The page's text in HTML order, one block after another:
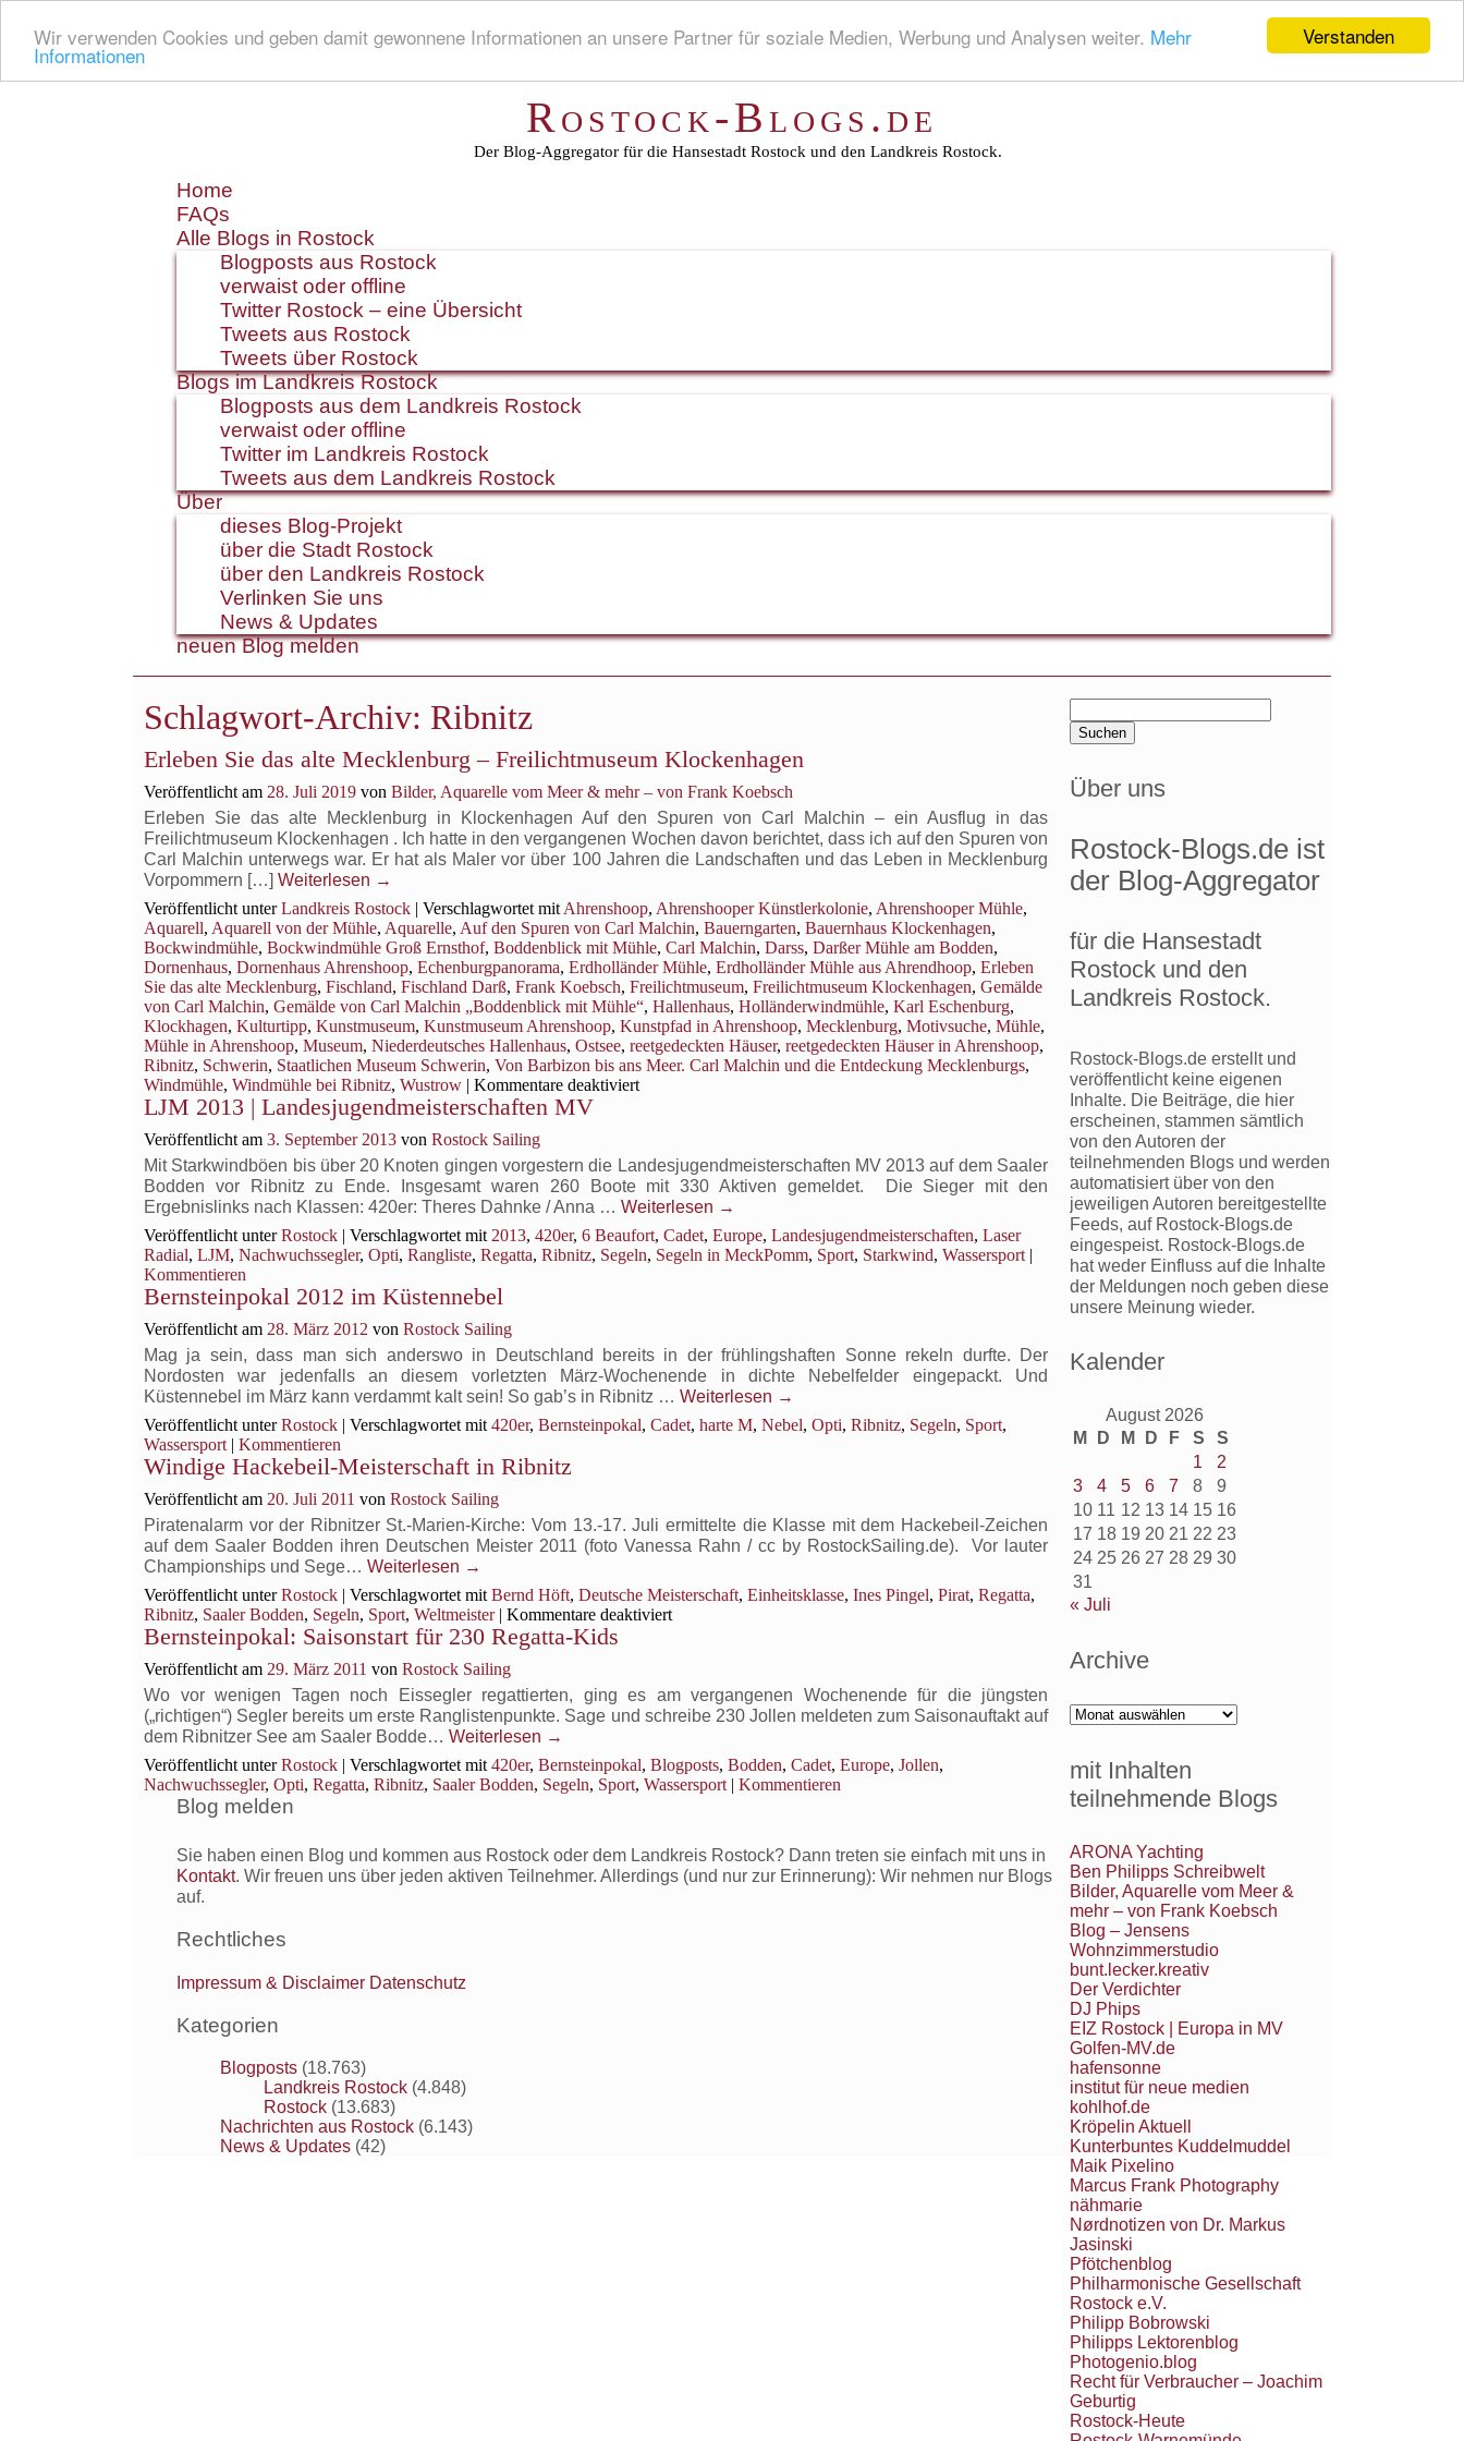
Verstanden
Wir verwenden Cookies und geben damit gewonnene Informationen an unsere Partner für soziale Medien, Werbung und Analysen weiter. Mehr
Informationen
Rostock-Blogs.de
Der Blog-Aggregator für die Hansestadt Rostock und den Landkreis Rostock.
Inhalt
springen
Home
FAQs
Alle Blogs in Rostock
Blogposts aus Rostock
verwaist oder offline
Twitter Rostock – eine Übersicht
Tweets aus Rostock
Tweets über Rostock
Blogs im Landkreis Rostock
Blogposts aus dem Landkreis Rostock
verwaist oder offline
Twitter im Landkreis Rostock
Tweets aus dem Landkreis Rostock
Über
dieses Blog-Projekt
über die Stadt Rostock
über den Landkreis Rostock
Verlinken Sie uns
News & Updates
neuen Blog melden
Schlagwort-Archiv: Ribnitz
Erleben Sie das alte Mecklenburg – Freilichtmuseum Klockenhagen
Veröffentlicht am 28. Juli 2019 von Bilder, Aquarelle vom Meer & mehr – von Frank Koebsch
Erleben Sie das alte Mecklenburg in Klockenhagen Auf den Spuren von Carl Malchin – ein Ausflug in das
Freilichtmuseum Klockenhagen . Ich hatte in den vergangenen Wochen davon berichtet, dass ich auf den Spuren von
Carl Malchin unterwegs war. Er hat als Maler vor über 100 Jahren die Landschaften und das Leben in Mecklenburg
Vorpommern […] Weiterlesen →
Veröffentlicht unter Landkreis Rostock | Verschlagwortet mit Ahrenshoop, Ahrenshooper Künstlerkolonie, Ahrenshooper Mühle,
Aquarell, Aquarell von der Mühle, Aquarelle, Auf den Spuren von Carl Malchin, Bauerngarten, Bauernhaus Klockenhagen,
Bockwindmühle, Bockwindmühle Groß Ernsthof, Boddenblick mit Mühle, Carl Malchin, Darss, Darßer Mühle am Bodden,
Dornenhaus, Dornenhaus Ahrenshoop, Echenburgpanorama, Erdholländer Mühle, Erdholländer Mühle aus Ahrendhoop, Erleben
Sie das alte Mecklenburg, Fischland, Fischland Darß, Frank Koebsch, Freilichtmuseum, Freilichtmuseum Klockenhagen, Gemälde
von Carl Malchin, Gemälde von Carl Malchin „Boddenblick mit Mühle“, Hallenhaus, Holländerwindmühle, Karl Eschenburg,
Klockhagen, Kulturtipp, Kunstmuseum, Kunstmuseum Ahrenshoop, Kunstpfad in Ahrenshoop, Mecklenburg, Motivsuche, Mühle,
Mühle in Ahrenshoop, Museum, Niederdeutsches Hallenhaus, Ostsee, reetgedeckten Häuser, reetgedeckten Häuser in Ahrenshoop,
Ribnitz, Schwerin, Staatlichen Museum Schwerin, Von Barbizon bis ans Meer. Carl Malchin und die Entdeckung Mecklenburgs,
Windmühle, Windmühle bei Ribnitz, Wustrow | Kommentare deaktiviertfür
alte
Mecklenburg
–
Klockenhagen
LJM 2013 | Landesjugendmeisterschaften MV
Veröffentlicht am 3. September 2013 von Rostock Sailing
Mit Starkwindböen bis über 20 Knoten gingen vorgestern die Landesjugendmeisterschaften MV 2013 auf dem Saaler
Bodden vor Ribnitz zu Ende. Insgesamt waren 260 Boote mit 330 Aktiven gemeldet. Die Sieger mit den
Ergebnislinks nach Klassen: 420er: Theres Dahnke / Anna … Weiterlesen →
Veröffentlicht unter Rostock | Verschlagwortet mit 2013, 420er, 6 Beaufort, Cadet, Europe, Landesjugendmeisterschaften, Laser
Radial, LJM, Nachwuchssegler, Opti, Rangliste, Regatta, Ribnitz, Segeln, Segeln in MeckPomm, Sport, Starkwind, Wassersport |
Kommentieren
Bernsteinpokal 2012 im Küstennebel
Veröffentlicht am 28. März 2012 von Rostock Sailing
Mag ja sein, dass man sich anderswo in Deutschland bereits in der frühlingshaften Sonne rekeln durfte. Der
Nordosten war jedenfalls an diesem vorletzten März-Wochenende in dichte Nebelfelder eingepackt. Und
Küstennebel im März kann verdammt kalt sein! So gab’s in Ribnitz … Weiterlesen →
Veröffentlicht unter Rostock | Verschlagwortet mit 420er, Bernsteinpokal, Cadet, harte M, Nebel, Opti, Ribnitz, Segeln, Sport,
Wassersport | Kommentieren
Windige Hackebeil-Meisterschaft in Ribnitz
Veröffentlicht am 20. Juli 2011 von Rostock Sailing
Piratenalarm vor der Ribnitzer St.-Marien-Kirche: Vom 13.-17. Juli ermittelte die Klasse mit dem Hackebeil-Zeichen
auf dem Saaler Bodden ihren Deutschen Meister 2011 (foto Vanessa Rahn / cc by RostockSailing.de). Vor lauter
Championships und Sege… Weiterlesen →
Veröffentlicht unter Rostock | Verschlagwortet mit Bernd Höft, Deutsche Meisterschaft, Einheitsklasse, Ines Pingel, Pirat, Regatta,
Ribnitz, Saaler Bodden, Segeln, Sport, Weltmeister | Kommentare deaktiviertfür
in
Ribnitz
Bernsteinpokal: Saisonstart für 230 Regatta-Kids
Veröffentlicht am 29. März 2011 von Rostock Sailing
Wo vor wenigen Tagen noch Eissegler regattierten, ging es am vergangenen Wochenende für die jüngsten
(„richtigen“) Segler bereits um erste Ranglistenpunkte. Sage und schreibe 230 Jollen meldeten zum Saisonauftakt auf
dem Ribnitzer See am Saaler Bodde… Weiterlesen →
Veröffentlicht unter Rostock | Verschlagwortet mit 420er, Bernsteinpokal, Blogposts, Bodden, Cadet, Europe, Jollen,
Nachwuchssegler, Opti, Regatta, Ribnitz, Saaler Bodden, Segeln, Sport, Wassersport | Kommentieren
nach:
Über uns
Rostock-Blogs.de ist
der Blog-Aggregator
für die Hansestadt
Rostock und den
Landkreis Rostock.
Rostock-Blogs.de erstellt und
veröffentlicht keine eigenen
Inhalte. Die Beiträge, die hier
erscheinen, stammen sämtlich
von den Autoren der
teilnehmenden Blogs und werden
automatisiert über von den
jeweiligen Autoren bereitgestellte
Feeds, auf Rostock-Blogs.de
eingespeist. Rostock-Blogs.de
hat weder Einfluss auf die Inhalte
der Meldungen noch geben diese
unsere Meinung wieder.
Kalender
August 2026
M
D M D F S
S
1
2
3
4 5 6 7 8
9
10 11 12 13 14 15 16
17 18 19 20 21 22 23
24 25 26 27 28 29 30
31
« Juli
Archive
Archive
mit Inhalten
teilnehmende Blogs
ARONA Yachting
Ben Philipps Schreibwelt
Bilder, Aquarelle vom Meer &
mehr – von Frank Koebsch
Blog – Jensens
Wohnzimmerstudio
bunt.lecker.kreativ
Der Verdichter
DJ Phips
EIZ Rostock | Europa in MV
Golfen-MV.de
hafensonne
institut für neue medien
kohlhof.de
Kröpelin Aktuell
Kunterbuntes Kuddelmuddel
Maik Pixelino
Marcus Frank Photography
nähmarie
Nørdnotizen von Dr. Markus
Jasinski
Pfötchenblog
Philharmonische Gesellschaft
Rostock e.V.
Philipp Bobrowski
Philipps Lektorenblog
Photogenio.blog
Recht für Verbraucher – Joachim
Geburtig
Rostock-Heute
Blog melden
Sie haben einen Blog und kommen aus Rostock oder dem Landkreis Rostock? Dann treten sie einfach mit uns in
Kontakt. Wir freuen uns über jeden aktiven Teilnehmer. Allerdings (und nur zur Erinnerung): Wir nehmen nur Blogs
auf.
Rechtliches
Impressum & Disclaimer Datenschutz
Kategorien
Blogposts (18.763)
Landkreis Rostock (4.848)
Rostock (13.683)
Nachrichten aus Rostock (6.143)
News & Updates (42)